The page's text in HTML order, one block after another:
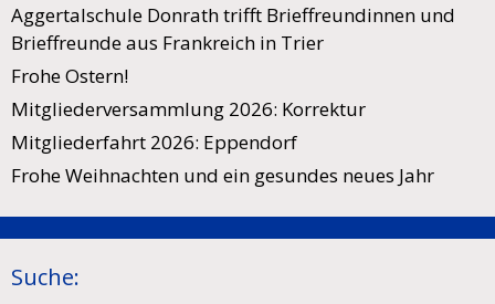
Aggertalschule Donrath trifft Brieffreundinnen und
Brieffreunde aus Frankreich in Trier
Frohe Ostern!
Mitgliederversammlung 2026: Korrektur
Mitgliederfahrt 2026: Eppendorf
Frohe Weihnachten und ein gesundes neues Jahr
Suche: